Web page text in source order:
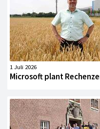
1 Juli 2026
Microsoft plant